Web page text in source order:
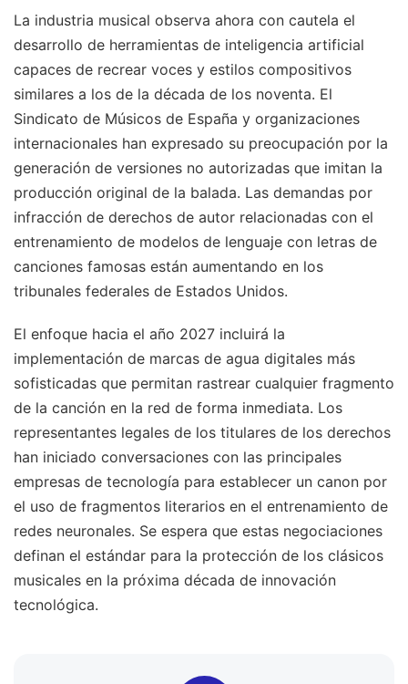
La industria musical observa ahora con cautela el
desarrollo de herramientas de inteligencia artificial
capaces de recrear voces y estilos compositivos
similares a los de la década de los noventa. El
Sindicato de Músicos de España y organizaciones
internacionales han expresado su preocupación por la
generación de versiones no autorizadas que imitan la
producción original de la balada. Las demandas por
infracción de derechos de autor relacionadas con el
entrenamiento de modelos de lenguaje con letras de
canciones famosas están aumentando en los
tribunales federales de Estados Unidos.
El enfoque hacia el año 2027 incluirá la
implementación de marcas de agua digitales más
sofisticadas que permitan rastrear cualquier fragmento
de la canción en la red de forma inmediata. Los
representantes legales de los titulares de los derechos
han iniciado conversaciones con las principales
empresas de tecnología para establecer un canon por
el uso de fragmentos literarios en el entrenamiento de
redes neuronales. Se espera que estas negociaciones
definan el estándar para la protección de los clásicos
musicales en la próxima década de innovación
tecnológica.